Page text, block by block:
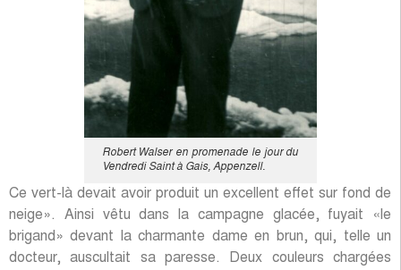
Robert Walser en promenade le jour du
Vendredi Saint à Gais, Appenzell.
Ce vert-là devait avoir produit un excellent effet sur fond de
neige». Ainsi vêtu dans la campagne glacée, fuyait «le
brigand» devant la charmante dame en brun, qui, telle un
docteur, auscultait sa paresse. Deux couleurs chargées